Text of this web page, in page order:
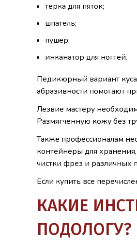
терка для пяток;
шпатель;
пушер;
инканатор для ногтей.
Педикюрный вариант
абразивности помогают
Лезвие мастеру
Размягченную кожу без
Также профессионалам
контейнеры для
чистки фрез и различных
Если купить все
КАКИЕ
ПОДОЛОГУ?